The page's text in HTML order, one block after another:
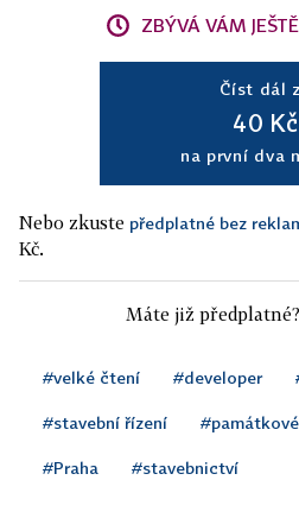
ZBÝVÁ VÁM
Číst dál
40 Kč
na první dva
Nebo zkuste předplatné bez
Kč.
Máte již předplatné?
#velké čtení #developer
#stavební řízení
#Praha #stavebnictví